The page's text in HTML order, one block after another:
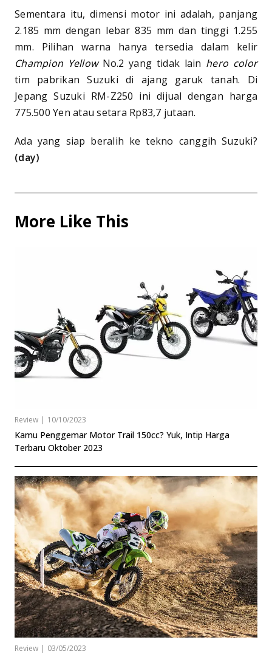
Sementara itu, dimensi motor ini adalah, panjang
2.185 mm dengan lebar 835 mm dan tinggi 1.255
mm. Pilihan warna hanya tersedia dalam kelir
Champion YellowNo.2 yang tidak lain hero color
tim pabrikan Suzuki di ajang garuk tanah. Di
Jepang Suzuki RM-Z250 ini dijual dengan harga
775.500 Yen atau setara Rp83,7 jutaan.
Ada yang siap beralih ke tekno canggih Suzuki?
(day)
More Like This
Review | 10/10/2023
Kamu Penggemar Motor Trail 150cc? Yuk, Intip Harga
Terbaru Oktober 2023
Review | 03/05/2023